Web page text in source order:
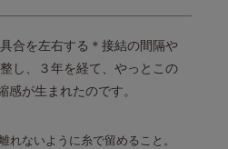
合を左右する ＊接結の間隔や
し、
３年を経て、やっとこの
感が生まれたのです。
れないように糸で留めること。